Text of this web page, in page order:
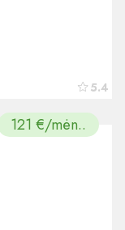
5.4
121 €/mėn..